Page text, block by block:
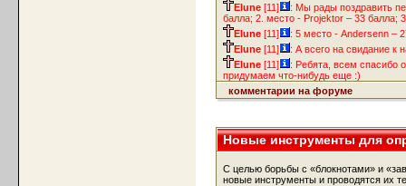
Elune [11]
: Мы рады поздравить
балла; 2. место - Projektor – 33 балла;
Elune [11]
: 5 место - Andersenn –
Elune [11]
: А всего на свидание к
Elune [11]
: Ребята, всем спасибо
придумаем что-нибудь еще :)
комментарии на форуме
Новые инструменты для
С целью борьбы с «блокнотами» и
новые инструменты и проводятся их